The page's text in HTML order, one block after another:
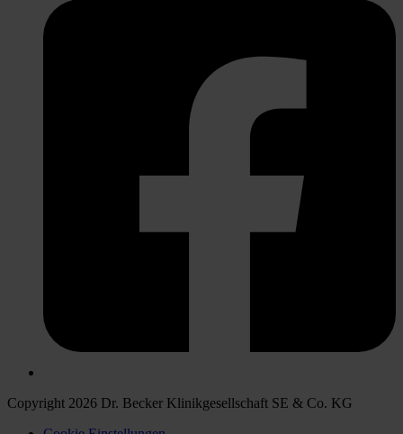
Copyright 2026 Dr. Becker Klinikgesellschaft SE & Co. KG